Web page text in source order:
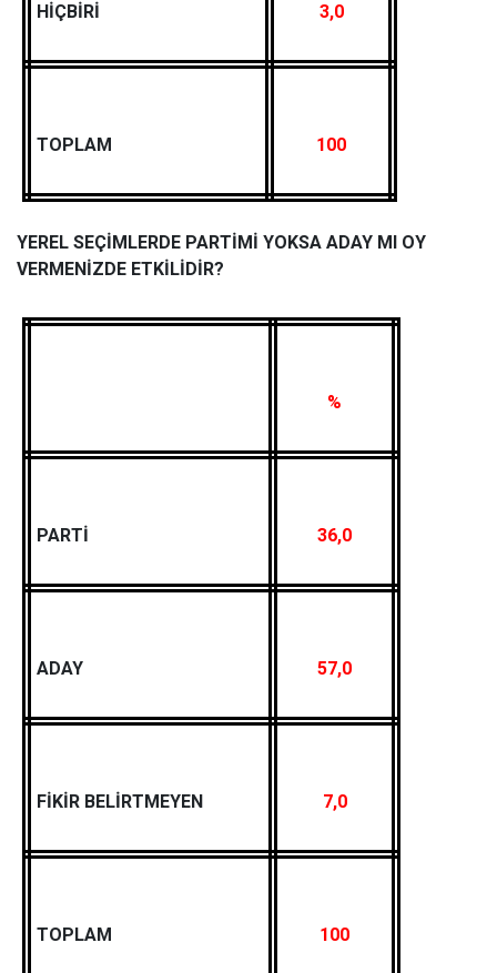
HİÇBİRİ 3,0
TOPLAM 100
YEREL SEÇİMLERDE PARTİMİ YOKSA ADAY MI OY
VERMENİZDE ETKİLİDİR?
%
PARTİ 36,0
ADAY 57,0
FİKİR BELİRTMEYEN 7,0
TOPLAM 100